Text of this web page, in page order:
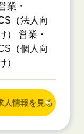
業・
（法人向
） 営業・
（個人向
）
人情報を見る